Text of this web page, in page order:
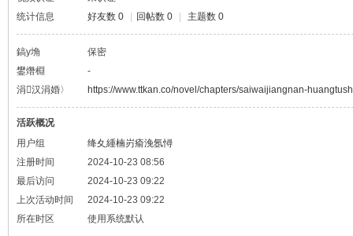
统计信息
好友数 0 回帖数 0 主题数 0
鎬у埆
保密
鐢熸棩
-
涓汉涓婚〉
https://www.ttkan.co/novel/chapters/saiwaijiangnan-
活跃概况
用户组
绛夊緟楠岃瘉浼氬憳
注册时间
2024-10-23 08:56
最后访问
2024-10-23 09:22
上次活动时间
2024-10-23 09:22
所在时区
使用系统默认